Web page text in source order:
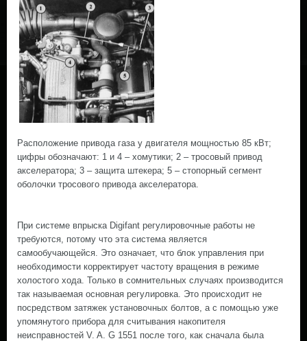
Расположение привода газа у двигателя мощностью 85 кВт;
цифры обозначают: 1 и 4 – хомутики; 2 – тросовый привод
акселератора; 3 – защита штекера; 5 – стопорный сегмент
оболочки тросового привода акселератора.
При системе впрыска Digifant регулировочные работы не
требуются, потому что эта система является
самообучающейся. Это означает, что блок управления при
необходимости корректирует частоту вращения в режиме
холостого хода. Только в сомнительных случаях производится
так называемая основная регулировка. Это происходит не
посредством затяжек установочных болтов, а с помощью уже
упомянутого прибора для считывания накопителя
неисправностей V. A. G 1551 после того, как сначала была